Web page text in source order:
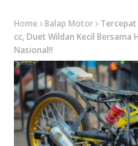
Home Balap Motor
Tercepat
cc, Duet Wildan Kecil Bersama
Nasional!!